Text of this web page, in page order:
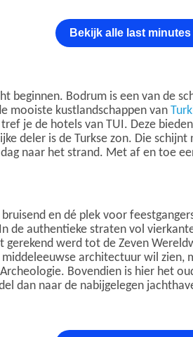
Bekijk alle last
beginnen. Bodrum is een van de
mooiste kustlandschappen van
je de hotels van TUI. Deze
deler is de Turkse zon. Die schijnt
naar het strand. Met af en toe
en dé plek voor
de authentieke straten vol
werd tot de Zeven
architectuur wil zien,
Bovendien is hier het
dan naar de nabijgelegen